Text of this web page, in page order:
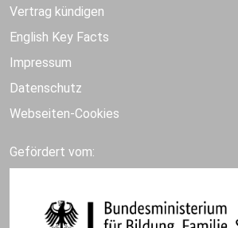
Vertrag kündigen
English Key Facts
Impressum
Datenschutz
Webseiten-Cookies
Gefördert vom: